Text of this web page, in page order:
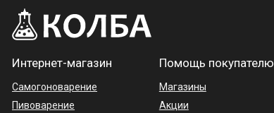
Интернет-магазин
Самогоноварение
Пивоварение
Помощь покупателю
Магазины
Акции